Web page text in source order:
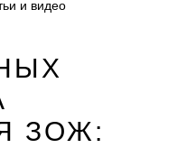
и видео
ЗОЖ: